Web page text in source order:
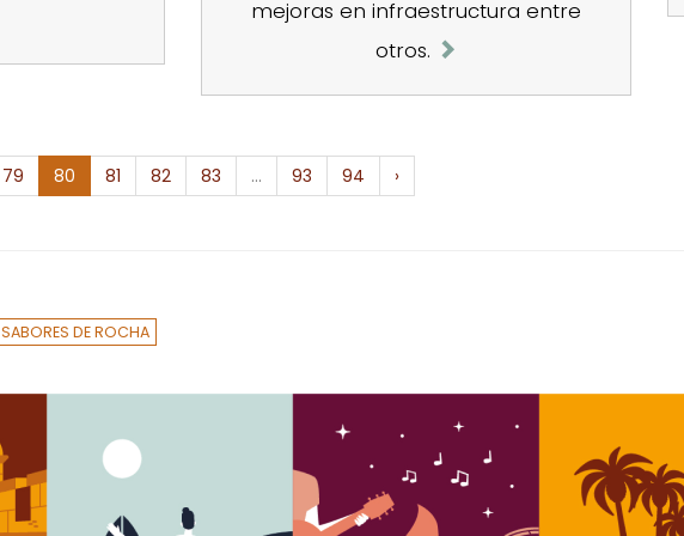
mejoras en infraestructura entre
otros.
79 80 81 82 83 ... 93 94 ›
SABORES DE ROCHA